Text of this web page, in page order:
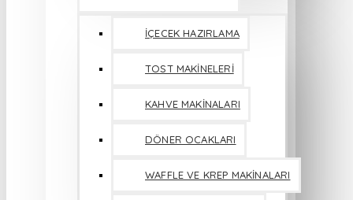
İÇECEK HAZIRLAMA
TOST MAKİNELERİ
KAHVE MAKİNALARI
DÖNER OCAKLARI
WAFFLE VE KREP MAKİNALARI